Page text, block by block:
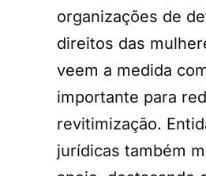
organizações de
direitos das
veem a medida
importante para
revitimização.
jurídicas também